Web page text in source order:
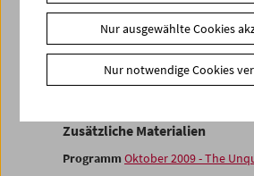
In den Warenkorb
<< zurück zu den Produkten
Zusätzliche Materialien
Programm Oktober 2009 - The
Nur ausgewählte Cookies
Nur notwendige Cookies